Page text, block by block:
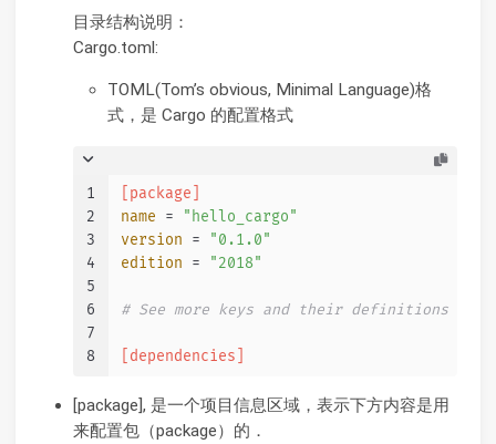
目录结构说明：
Cargo.toml:
TOML(Tom’s obvious, Minimal Language)格
式，是 Cargo 的配置格式
1
2
3
4
5
6
7
8
[package]
name =
"hello_cargo"
version =
"0.1.0"
edition = "2018"
# See more keys and their definitions at
[dependencies]
[package], 是一个项目信息区域，表示下方内容是用
来配置包（package）的．